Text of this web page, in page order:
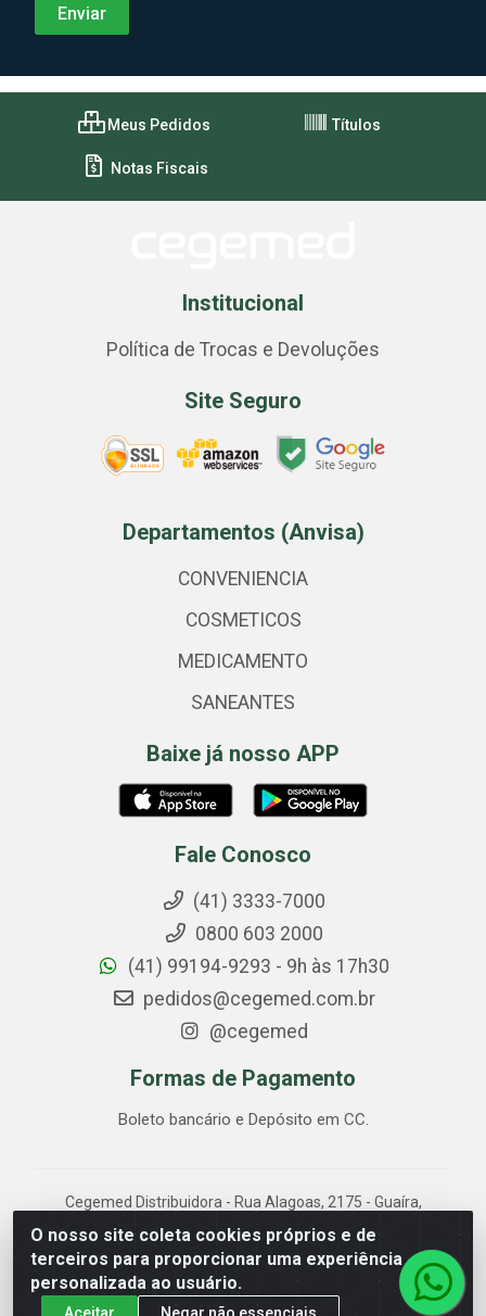
O nosso site coleta cookies próprios e de
terceiros para proporcionar uma experiência
personalizada ao usuário.
Aceitar Negar não essenciais
Meus Pedidos Títulos
Notas Fiscais
Institucional
Política de Trocas e Devoluções
Site Seguro
Departamentos (Anvisa)
CONVENIENCIA
COSMETICOS
MEDICAMENTO
SANEANTES
Baixe já nosso APP
Fale Conosco
(41) 3333-7000
0800 603 2000
(41) 99194-9293 - 9h às 17h30
pedidos@cegemed.com.br
@cegemed
Formas de Pagamento
Boleto bancário e Depósito em CC.
Cegemed Distribuidora - Rua Alagoas, 2175 - Guaíra,
Curitiba/PR - CEP 80.630-050 - CNPJ 85.017.994/0001-